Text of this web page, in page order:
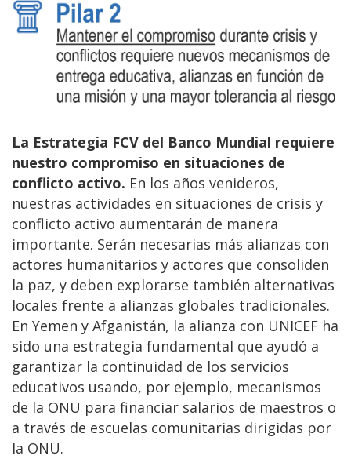
La Estrategia FCV del Banco Mundial requiere
nuestro compromiso en situaciones de
conflicto activo. En los años venideros,
nuestras actividades en situaciones de crisis y
conflicto activo aumentarán de manera
importante. Serán necesarias más alianzas con
actores humanitarios y actores que consoliden
la paz, y deben explorarse también alternativas
locales frente a alianzas globales tradicionales.
En Yemen y Afganistán, la alianza con UNICEF ha
sido una estrategia fundamental que ayudó a
garantizar la continuidad de los servicios
educativos usando, por ejemplo, mecanismos
de la ONU para financiar salarios de maestros o
a través de escuelas comunitarias dirigidas por
la ONU.